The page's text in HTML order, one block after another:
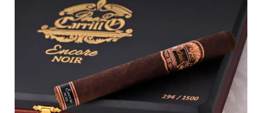
Cigars
presenta
el
‘Knuckle
Sandwich
Chef’s
Special
2026’